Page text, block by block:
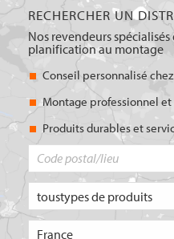
RECHERCHER UN
Nos revendeurs
planification au montage
Conseil personnalisé
Montage professionnel
Produits durables et